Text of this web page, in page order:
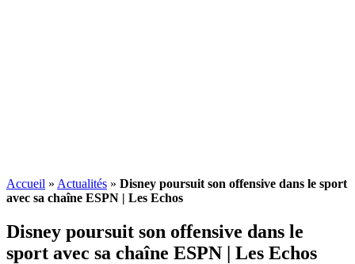
Accueil » Actualités » Disney poursuit son offensive dans le sport
avec sa chaîne ESPN | Les Echos
Disney poursuit son offensive dans le
sport avec sa chaîne ESPN | Les Echos